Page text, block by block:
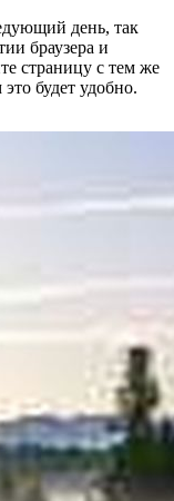
день, так
браузера и
страницу с тем же
будет удобно.